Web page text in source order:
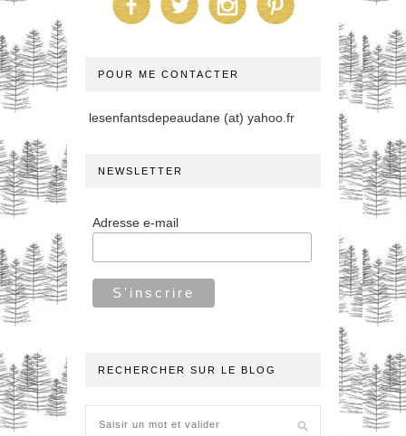
POUR ME CONTACTER
lesenfantsdepeaudane (at) yahoo.fr
NEWSLETTER
Adresse e-mail
RECHERCHER SUR LE BLOG